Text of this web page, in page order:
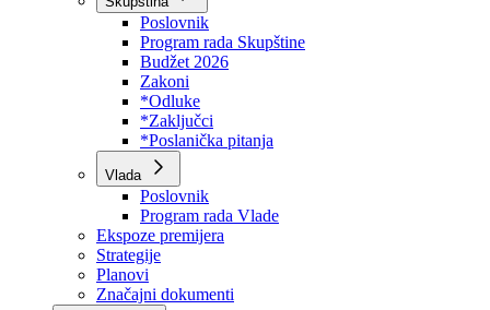
Dokumenti
Skupština
Poslovnik
Program rada Skupštine
Budžet 2026
Zakoni
*Odluke
*Zaključci
*Poslanička pitanja
Vlada
Poslovnik
Program rada Vlade
Ekspoze premijera